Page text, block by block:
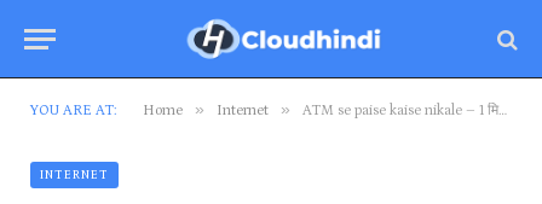
YOU ARE AT: Home » Internet » ATM se paise kaise nikale – 1 मिनट में ऐसे ATM से पैसे निकालें।
INTERNET